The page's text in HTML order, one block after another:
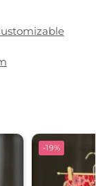
-19%